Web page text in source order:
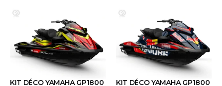
KIT DÉCO YAMAHA GP1800
KIT DÉCO YAMAHA GP1800